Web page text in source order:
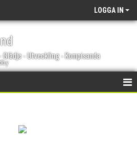
LOGGA IN
Glädje - Utveckling - Kompisanda